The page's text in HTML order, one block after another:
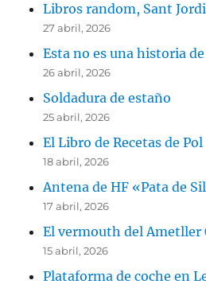
Libros random, Sant
27 abril, 2026
Esta no es una historia
26 abril, 2026
Soldadura de estaño
25 abril, 2026
El Libro de Recetas de Pol
18 abril, 2026
Antena de HF «Pata de
17 abril, 2026
El vermouth del Ametller
15 abril, 2026
Plataforma de coche en